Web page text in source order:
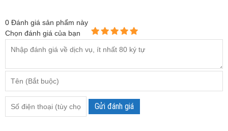
0 Đánh giá sản phẩm này
Chọn đánh giá của bạn
Gửi đánh giá